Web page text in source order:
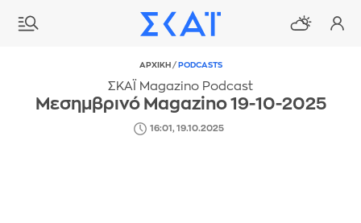
ΑΡΧΙΚΗ / PODCASTS
ΣΚΑΪ Magazino Podcast
Μεσημβρινό Magazino 19-10-2025
16:01, 19.10.2025